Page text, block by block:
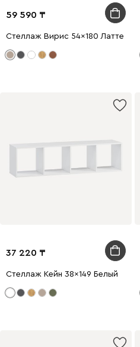
59 590
Стеллаж Вирис 54x180 Латте
37 220
Стеллаж Кейн 38x149 Белый